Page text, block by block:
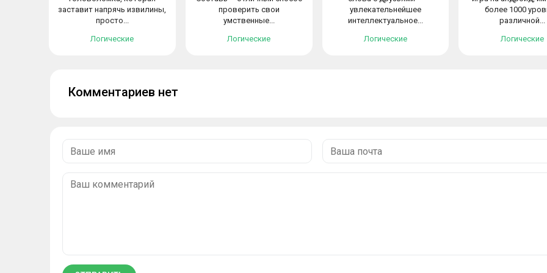
заставит напрячь извилины,
просто...
Логические
проверить свои
умственные...
Логические
увлекательнейшее
интеллектуальное...
Логические
более 1000
различной...
Логические
Комментариев нет